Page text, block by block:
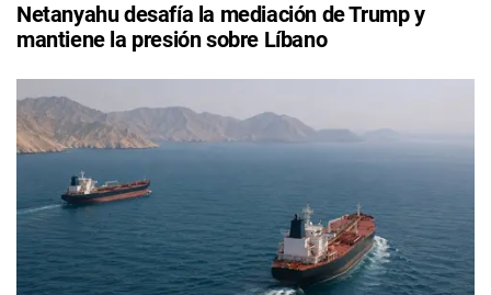
Netanyahu desafía la mediación de Trump y
mantiene la presión sobre Líbano